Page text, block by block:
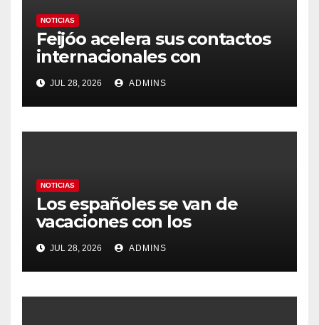
NOTICIAS
Feijóo acelera sus contactos
internacionales con
Latinoamérica como socio
prioritario en su agenda de
gobierno
JUL 28, 2026 ADMINS
NOTICIAS
Los españoles se van de
vacaciones con los
carburantes hasta un 21%
más caros que el año pasado
y los hoteles disparados
JUL 28, 2026 ADMINS